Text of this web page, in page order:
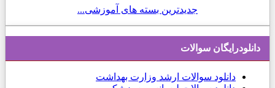
جدیدترین بسته های آموزشی...
دانلودرایگان سوالات
دانلود سوالات ارشد وزارت بهداشت